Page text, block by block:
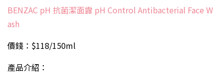
BENZAC pH 抗菌潔面露 pH Control Antibacterial Face W
ash
價錢：$118/150ml
產品介紹：